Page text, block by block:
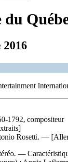
1792, compositeur
Rosetti. —
—